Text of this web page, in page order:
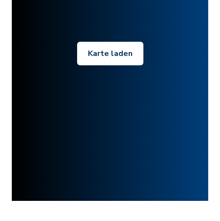
Karte laden